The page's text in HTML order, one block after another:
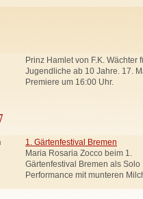
Prinz Hamlet von F.K. Wächter
Jugendliche ab 10 Jahre. 17.
Premiere um 16:00 Uhr.
1. Gärtenfestival Bremen
Maria Rosaria Zocco beim 1.
Gärtenfestival Bremen als Solo
Performance mit munteren